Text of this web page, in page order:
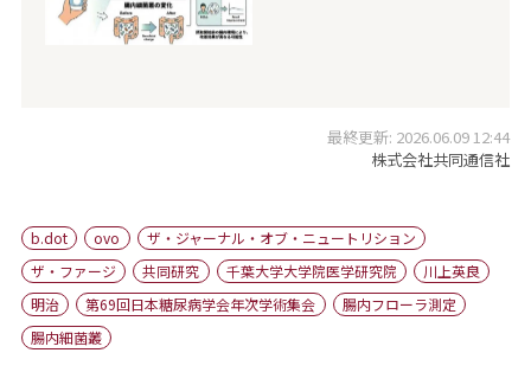
最終更新: 2026.06.09 12:44
株式会社共同通信社
b.dot ovo
ザ・ジャーナル・オブ・ニュートリション
ザ・ファージ
共同研究 千葉大学大学院医学研究院
川上英良
明治
第69回日本糖尿病学会年次学術集会
腸内フローラ測定
腸内細菌叢